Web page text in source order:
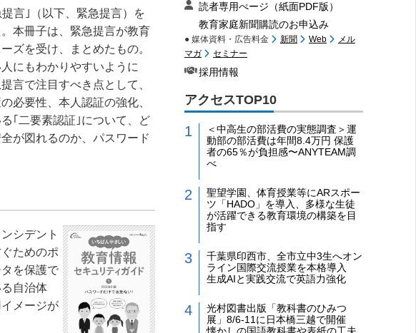
言｣（以下、緊急提言）を
本冊子は、緊急提言が教育
ズを受け、まとめたもの。
にもわかりやすいように
言で注目すべき点として、
必要性、本人認証の強化、
｢二要素認証｣について、ど
が図れるのか、パスワード
シデント
ためのポ
を保護で
自治体
メージが
読者専用ぺージ（紙面PDF版）
教育家庭新聞購読のお申込み
● 媒体資料・広告料金 新聞 Web
メル
マガ
セミナー
採用情報
アクセスTOP10
＜中高生の部活費の実態調査＞運
動部の部活費は年間8.4万円 保護
者の65％が負担感〜ANYTEAM調
べ
聖望学園、体育授業等にARスポー
ツ「HADO」を導入、多様な生徒
が活躍できる教育環境の構築を目
指す
千葉県印西市、全市立中3生へオン
ライン国際交流授業を本格導入
生成AIと実践交流で英語力強化
光村図書出版「教科書のひみつ
展」8/6-11に日本橋三越で開催